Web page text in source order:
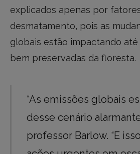
explicados apenas por
desmatamento, pois as
globais estão impactando
bem preservadas da floresta.
“As emissões globais
desse cenário
professor Barlow. “E